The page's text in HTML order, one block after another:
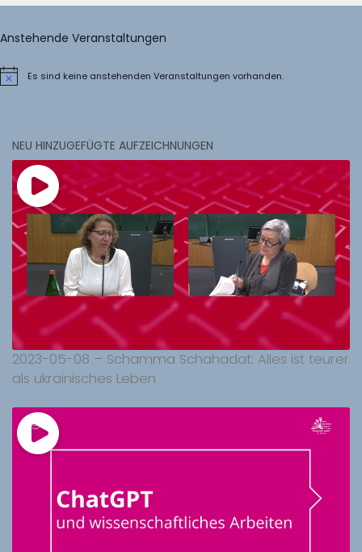
Anstehende Veranstaltungen
HinweisEs sind keine anstehenden Veranstaltungen vorhanden.
NEU HINZUGEFÜGTE AUFZEICHNUNGEN
2023-05-08 – Schamma Schahadat: Alles ist teurer
als ukrainisches Leben